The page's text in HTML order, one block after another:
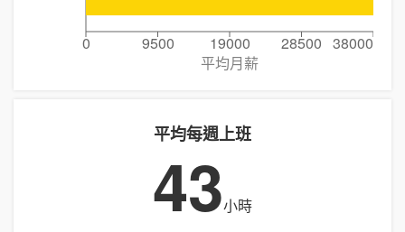
0 9500 19000 28500 38000
平均月薪
平均每週上班
43小時